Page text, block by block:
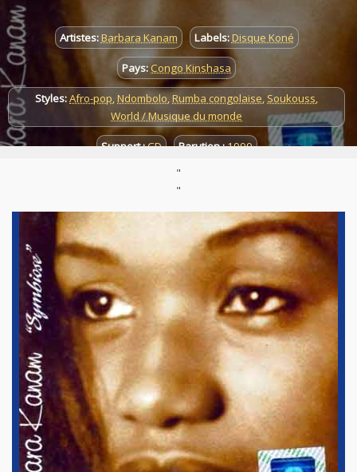
Artistes:Barbara Kanam Labels: Disque Koné
Pays: Congo Kinshasa
Styles:Afro-pop,Ndombolo,Rumba congolaise, Soukouss,
World / Musique du monde
Support :CD Parution :1999
"
"